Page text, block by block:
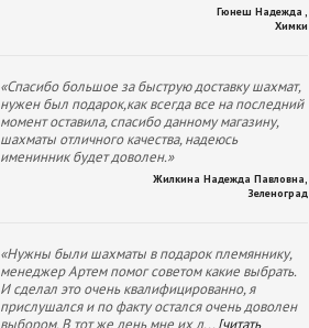
Гюнеш Надежда
Химки
«Спасибо большое за быструю доставку шахмат,
нужен был подарок,как всегда все на последний
момент оставила, спасибо данному магазину,
шахматы отличного качества, надеюсь
именинник будет доволен.»
Жилкина Надежда Павловна
Зеленоград
«Нужны были шахматы в подарок племяннику,
менеджер Артем помог советом какие выбрать.
И сделал это очень квалифицированно, я
прислушался и по факту остался очень доволен
выбором. В тот же день мне их д...[читать